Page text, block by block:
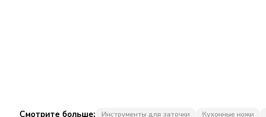
Смотрите больше: Инструменты для заточки Кухонные ножи